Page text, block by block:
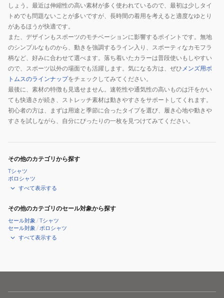
しょう。最近は伸縮性の高い素材が多く使われているので、最初は少しタイ
トめでも問題ないことが多いですが、長時間の着用を考えると適度なゆとり
があるほうが快適です。
また、デザインもスポーツのモチベーションに影響するポイントです。無地
のシンプルなものから、動きを強調するライン入り、スポーティなカモフラ
柄など、好みに合わせて選べます。落ち着いたカラーは普段使いもしやすい
ので、スポーツ以外の場面でも活躍します。気になる方は、ぜひ メンズ用ボ
トムスのラインナップをチェックしてみてください。
最後に、素材の特徴も見逃せません。速乾性や通気性の高いものは汗をかい
ても快適さが続き、ストレッチ素材は動きやすさをサポートしてくれます。
初心者の方は、まずは用途と季節に合ったタイプを選び、履き心地や動きや
すさを試しながら、自分にぴったりの一枚を見つけてみてください。
その他のカテゴリから探す
Tシャツ
ポロシャツ
すべて表示する
その他のカテゴリのセール対象から探す
セール対象 /Tシャツ
セール対象 /ポロシャツ
すべて表示する